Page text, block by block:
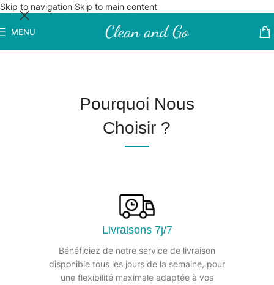
Pourquoi Nous
Choisir ?
Livraisons 7j/7
Bénéficiez de notre service de livraison
disponible tous les jours de la semaine, pour
une flexibilité maximale adaptée à vos
Skip to navigation Skip to main content
MENU